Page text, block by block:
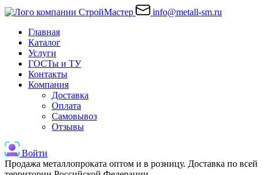
info@metall-sm.ru
Главная
Каталог
Услуги
ГОСТы и ТУ
Контакты
Компания
Доставка
Оплата
Самовывоз
Отзывы
Войти
Продажа металлопроката оптом и в розницу. Доставка по всей